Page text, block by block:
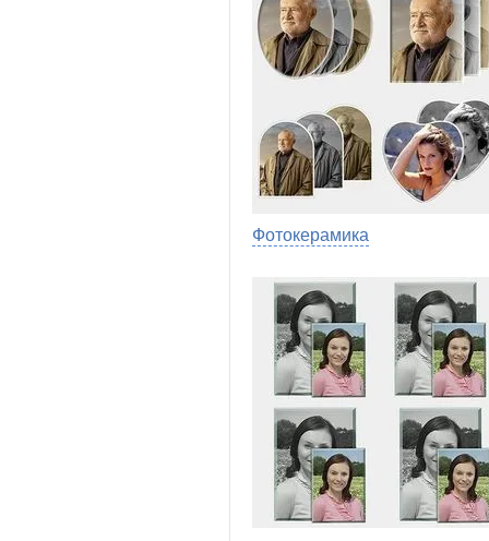
Фотокерамика